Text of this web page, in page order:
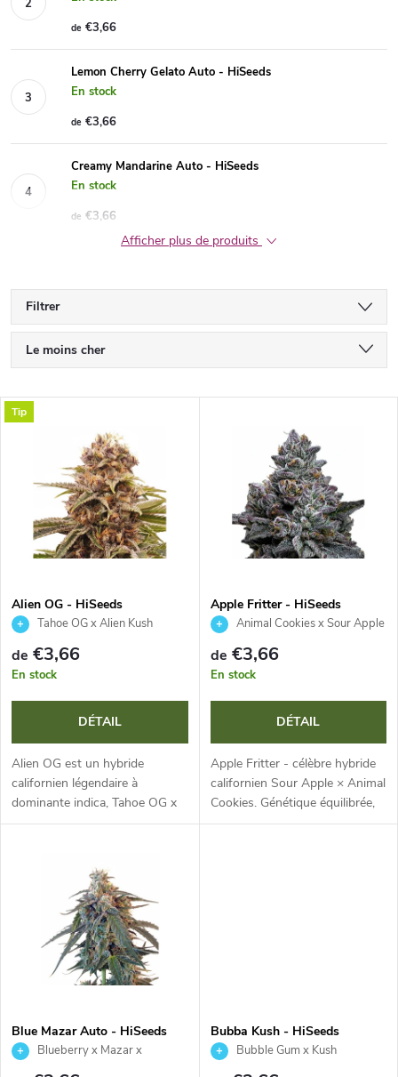
de €3,66
Lemon Cherry Gelato Auto - HiSeeds
En stock
de €3,66
Creamy Mandarine Auto - HiSeeds
En stock
de €3,66
Afficher plus de produits
Filtrer
T
r
p
r
o
d
u
Le moins cher
Bestsellers
Alphabétiquement
L
e
d
e
p
r
t
Tip
Alien OG - HiSeeds
Tahoe OG x Alien Kush
de €3,66
En stock
DÉTAIL
Alien OG est un hybride
californien légendaire à
dominante indica, Tahoe OG x
Alien Kush. Plante compacte et
Apple Fritter - HiSeeds
Animal Cookies x Sour Apple
de €3,66
En stock
DÉTAIL
Apple Fritter - célèbre hybride
californien Sour Apple × Animal
Cookies. Génétique équilibrée,
rendement élevé et arôme
Blue Mazar Auto - HiSeeds
Blueberry x Mazar x
Ruderalis
Bubba Kush - HiSeeds
Bubble Gum x Kush